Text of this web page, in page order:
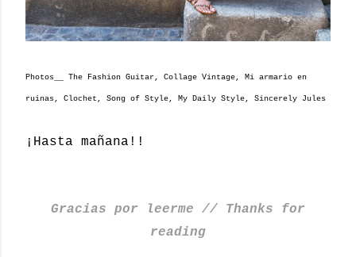
Photos__ The Fashion Guitar, Collage Vintage, Mi armario en
ruinas, Clochet, Song of Style, My Daily Style, Sincerely Jules
¡Hasta mañana!!
Gracias por leerme // Thanks for
reading